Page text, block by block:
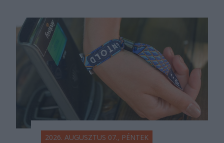
2026. AUGUSZTUS 07., PÉNTEK